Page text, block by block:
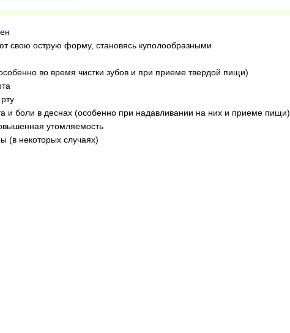
свою острую форму, становясь куполообразными
во время чистки зубов и при приеме твердой пищи)
боли в деснах (особенно при надавливании на них и приеме пищи)
утомляемость
(в некоторых случаях)